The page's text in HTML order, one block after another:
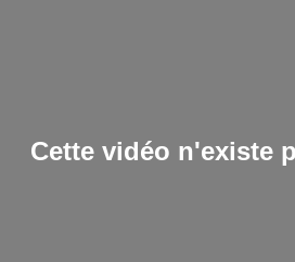
Cette vidéo n'existe